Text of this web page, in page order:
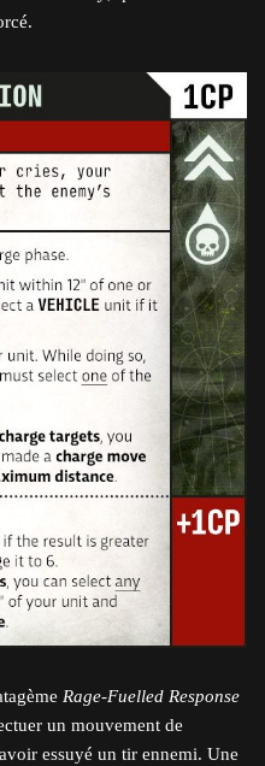
Rage-Fuelled Response
un mouvement de
essuyé un tir ennemi. Une